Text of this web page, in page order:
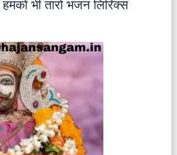
हमको भी तारो भजन लिरिक्स